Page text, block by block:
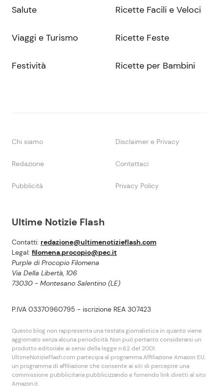
Ultime Notizie Flash
Contatti: redazione@ultimenotizieflash.com
Legal: filomena.procopio@pec.it
Purple di Procopio Filomena
Via Della Libertà, 106
73030 - Montesano Salentino (LE)
P.IVA 03370960795 - iscrizione REA 307423
Questo blog non rappresenta una testata giornalistica in quanto viene
aggiornato senza alcuna periodicità. Non puó pertanto considerarsi un
prodotto editoriale ai sensi della legge n.62 del 2001.
UltimeNotizieFlash.com partecipa al programma Affiliazione Amazon EU,
un programma di affiliazione che consente ai siti di percepire una
commissione pubblicitaria pubblicizzando e fornendo link diretti al sito
Amazon.it.
Salute
Viaggi e Turismo
Festività
Ricette Facili e Veloci
Ricette Feste
Ricette per Bambini
Chi siamo Disclaimer e Privacy
Redazione Contattaci
Pubblicità Privacy Policy